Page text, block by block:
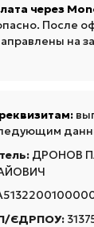
через
После
на
ДРОНОВ
ЄДРПОУ: